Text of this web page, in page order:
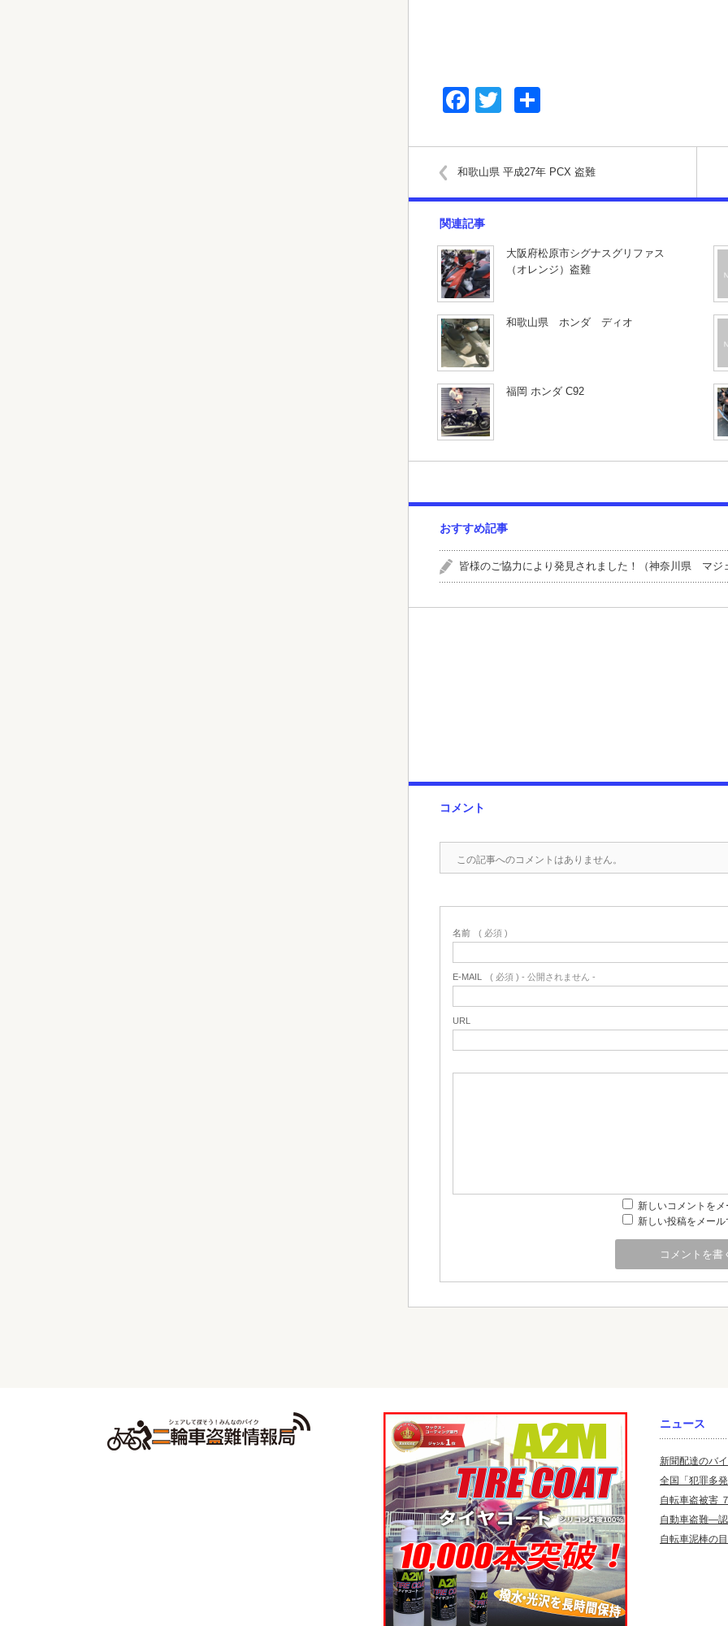
Facebook
Twitter
和歌山県 平成27年 PCX 盗難
関連記事
大阪府松原市シグナスグリファス
（オレンジ）盗難
和歌山県 ホンダ ディオ
福岡 ホンダ C92
おすすめ記事
皆様のご協力により発見されました！（神奈川県 マジ
コメント
この記事へのコメントはありません。
名前 ( 必須 )
E-MAIL ( 必須 ) - 公開されません -
URL
新しいコメントをメ
新しい投稿をメール
ニュース
新聞配達のバ
全国「犯罪多
自転車盗被害
自動車盗難—
自転車泥棒の